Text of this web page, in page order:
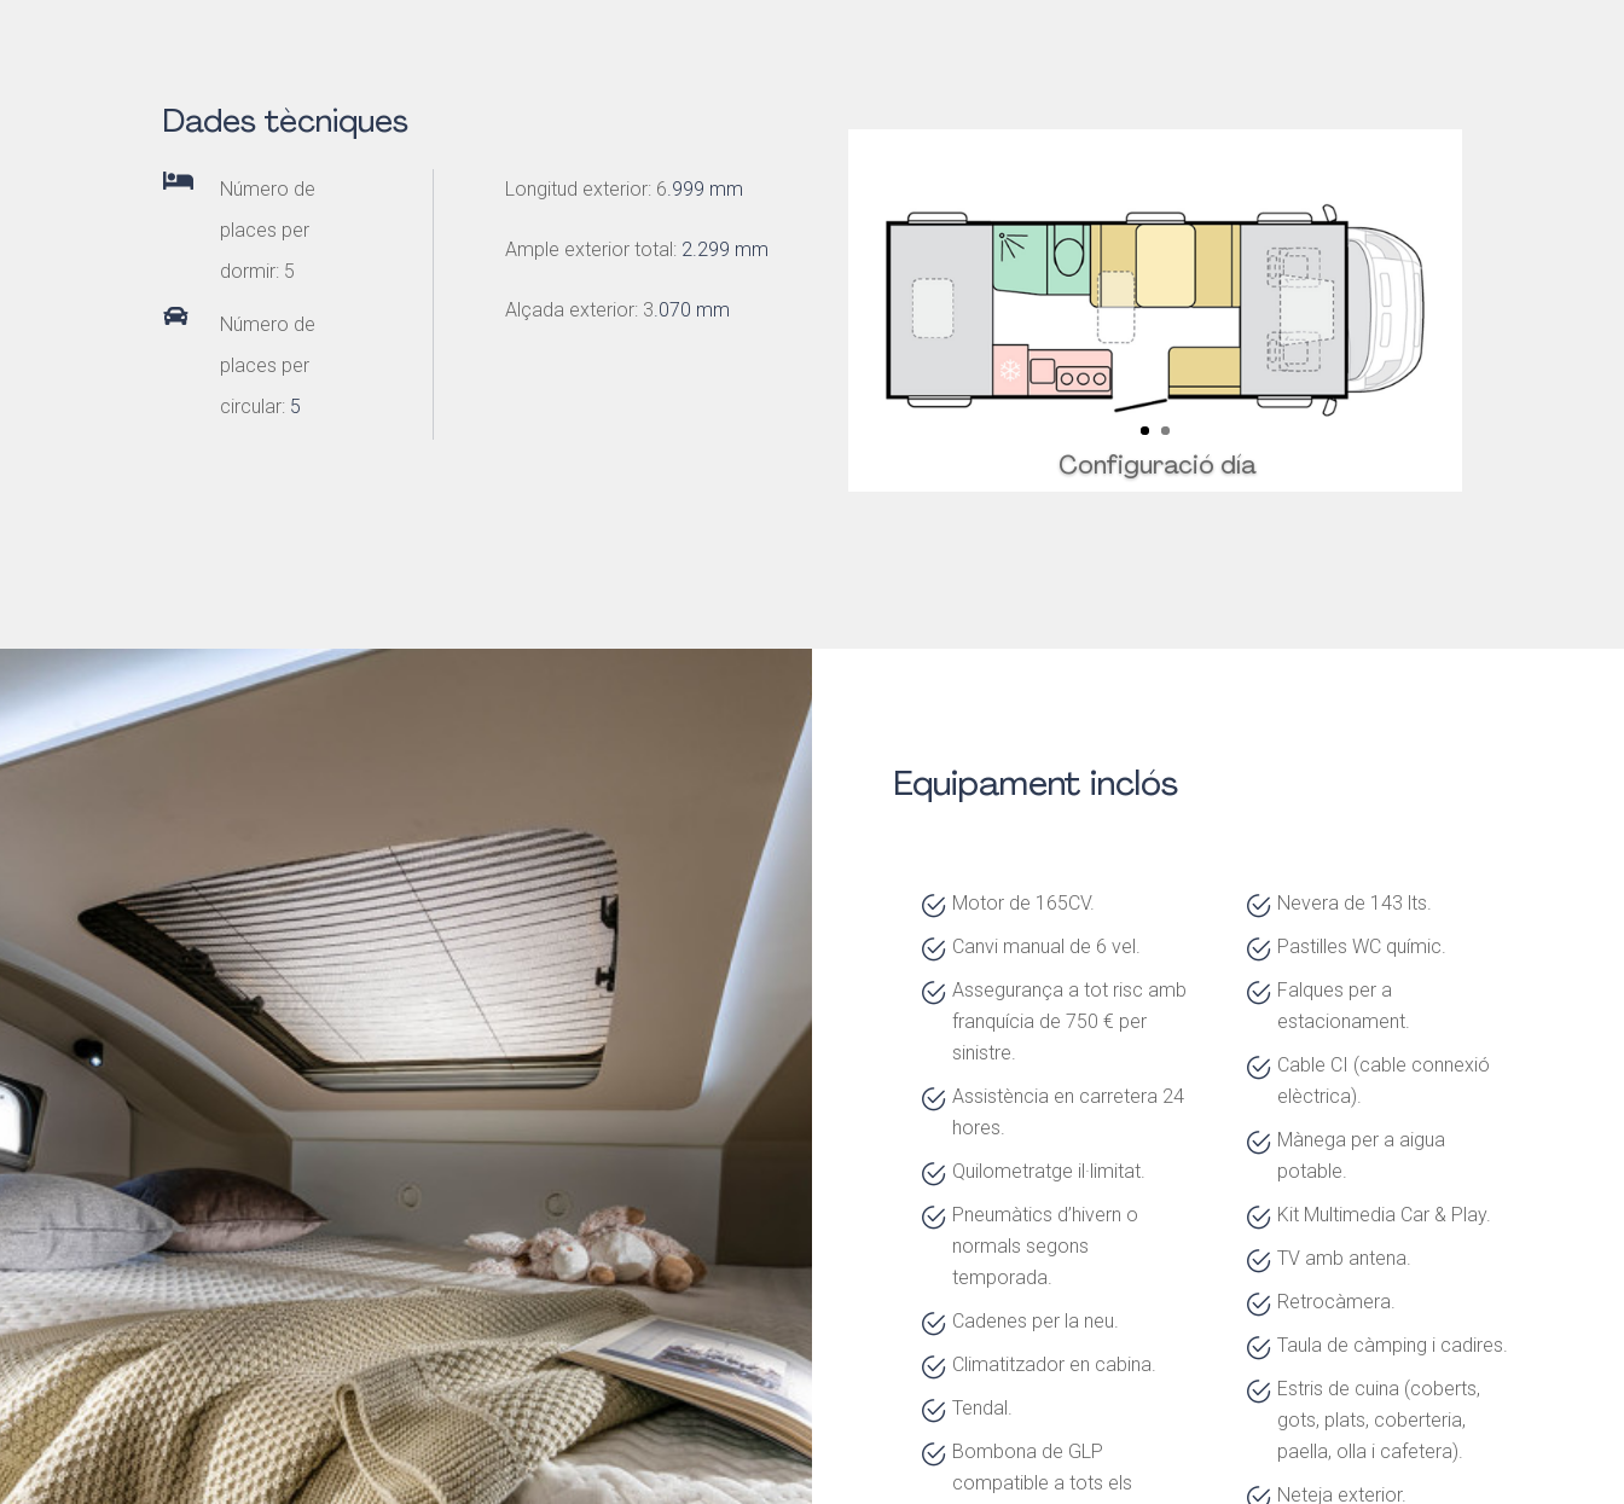
Dades tècniques

Número de
places per
dormir: 5

Número de
places per
circular: 5
Longitud exterior: 6.999 mm
Ample exterior total: 2.299 mm
Alçada exterior: 3.070 mm
Configuració día
Equipament inclós
Motor de 165CV.
Canvi manual de 6 vel.
Assegurança a tot risc amb
franquícia de 750 € per
sinistre.
Assistència en carretera 24
hores.
Quilometratge il·limitat.
Pneumàtics d’hivern o
normals segons
temporada.
Cadenes per la neu.
Climatitzador en cabina.
Tendal.
Bombona de GLP
compatible a tots els
Nevera de 143 lts.
Pastilles WC químic.
Falques per a
estacionament.
Cable CI (cable connexió
elèctrica).
Mànega per a aigua
potable.
Kit Multimedia Car & Play.
TV amb antena.
Retrocàmera.
Taula de càmping i cadires.
Estris de cuina (coberts,
gots, plats, coberteria,
paella, olla i cafetera).
Neteja exterior.